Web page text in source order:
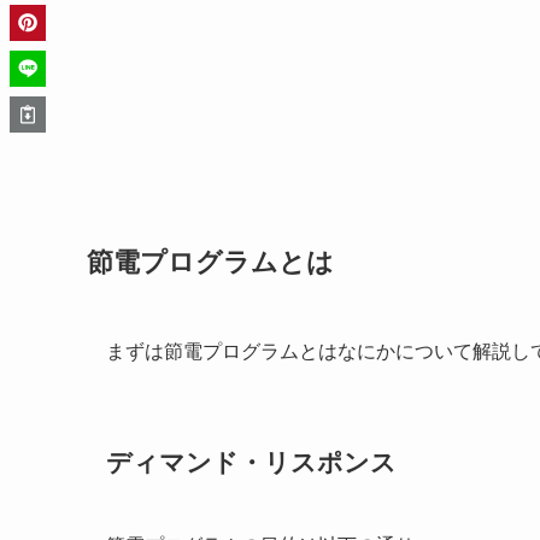
節電プログラムとは
まずは節電プログラムとはなにかについて解説し
ディマンド・リスポンス